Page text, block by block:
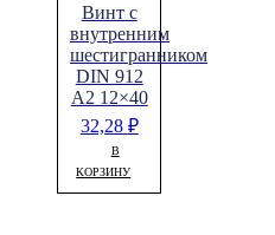
Винт с
внутренним
шестигранником
DIN 912
A2 12×40
32,28 ₽
В
КОРЗИНУ